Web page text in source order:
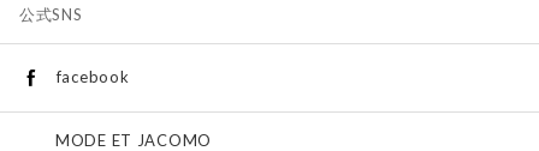
公式SNS
facebook
MODE ET JACOMO